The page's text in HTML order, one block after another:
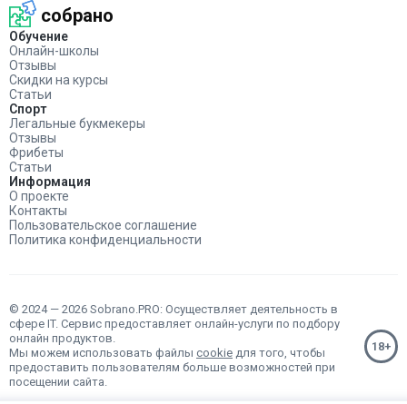
собрано
Обучение
Онлайн-школы
Отзывы
Скидки на курсы
Статьи
Спорт
Легальные букмекеры
Отзывы
Фрибеты
Статьи
Информация
О проекте
Контакты
Пользовательское соглашение
Политика конфиденциальности
© 2024 — 2026 Sobrano.PRO: Осуществляет деятельность в
сфере IT. Сервис предоставляет онлайн-услуги по подбору
онлайн продуктов.
Мы можем использовать файлы cookie для того, чтобы
предоставить пользователям больше возможностей при
посещении сайта.